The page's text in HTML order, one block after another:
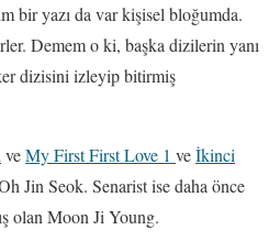
bir yazı da var kişisel bloğumda.
Demem o ki, başka dizilerin yanı
dizisini izleyip bitirmiş
veMy First First Love 1 veİkinci
Jin Seok. Senarist ise daha önce
olan Moon Ji Young.